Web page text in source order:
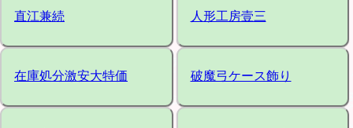
直江兼続 人形工房壹三
在庫処分激安大特価 破魔弓ケース飾り